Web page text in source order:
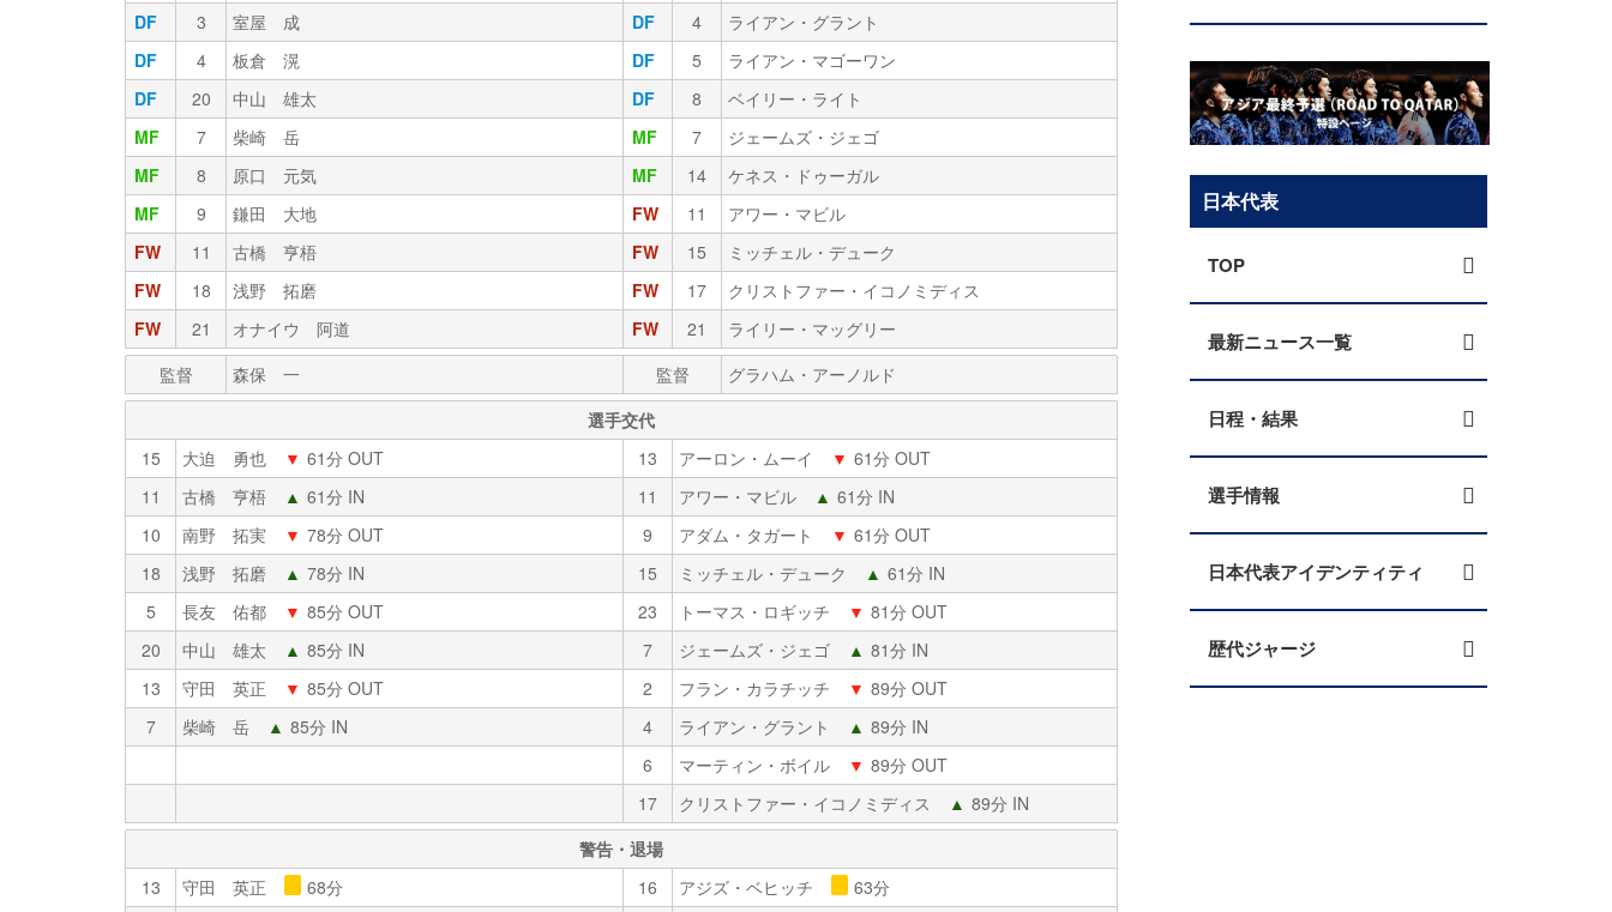
DF
3 室屋 成 DF 4
ライアン・グラント
DF
4 板倉 滉 DF 5
ライアン・マゴーワン
DF
20 中山 雄太 DF 8
ベイリー・ライト
MF
7 柴崎 岳 MF 7
ジェームズ・ジェゴ
MF
8 原口 元気 MF 14
ケネス・ドゥーガル
MF
9 鎌田 大地 FW 11
アワー・マビル
FW
11 古橋 亨梧 FW 15
ミッチェル・デューク
FW
18 浅野 拓磨 FW 17
クリストファー・イコノミディス
FW
21 オナイウ 阿道 FW 21
ライリー・マッグリー
監督
森保 一 監督
グラハム・アーノルド
選手交代
15
大迫 勇也 ▼ 61分 OUT 13 アーロン・ムーイ ▼ 61分 OUT
11
古橋 亨梧 ▲ 61分 IN 11 アワー・マビル ▲ 61分 IN
10
南野 拓実 ▼ 78分 OUT 9 アダム・タガート ▼ 61分 OUT
18
浅野 拓磨 ▲ 78分 IN 15 ミッチェル・デューク ▲ 61分 IN
5
長友 佑都 ▼ 85分 OUT 23 トーマス・ロギッチ ▼ 81分 OUT
20
中山 雄太 ▲ 85分 IN 7 ジェームズ・ジェゴ ▲ 81分 IN
13
守田 英正 ▼ 85分 OUT 2 フラン・カラチッチ ▼ 89分 OUT
7
柴崎 岳 ▲ 85分 IN 4 ライアン・グラント ▲ 89分 IN
6
マーティン・ボイル ▼ 89分 OUT
17
クリストファー・イコノミディス ▲ 89分 IN
警告・退場
13
守田 英正 68分 16 アジズ・ベヒッチ
63分
日本代表
TOP
最新ニュース一覧
日程・結果
選手情報
日本代表アイデンティティ
歴代ジャージ